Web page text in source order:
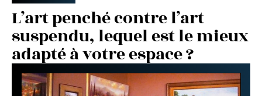
L’art penché contre l’art
suspendu, lequel est le mieux
adapté à votre espace ?